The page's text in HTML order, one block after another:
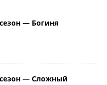
— Богиня
— Сложный